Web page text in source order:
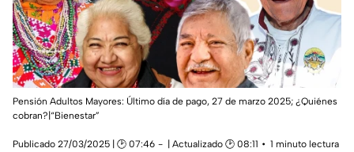
Pensión Adultos Mayores: Último día de pago, 27 de marzo 2025; ¿Quiénes
cobran?|“Bienestar”
Publicado 27/03/2025 | 🕑 07:46 | Actualizado 🕑 08:11
1 minuto lectura